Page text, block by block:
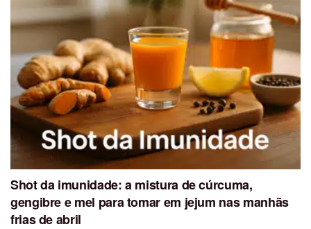
Shot da imunidade: a mistura de cúrcuma,
gengibre e mel para tomar em jejum nas manhãs
frias de abril